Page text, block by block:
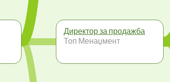
Директор за продажба
Топ Менаџмент